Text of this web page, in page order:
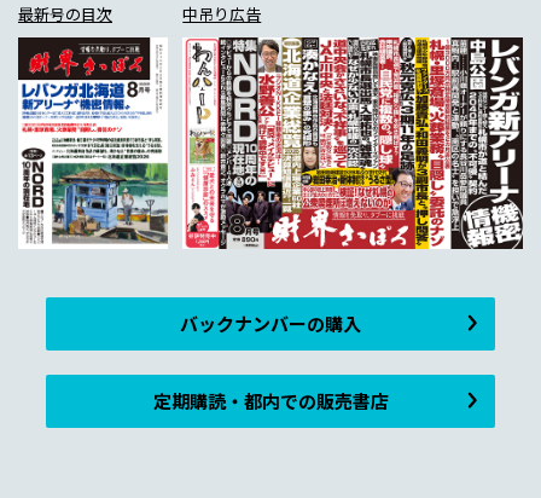
最新号の目次 中吊り広告
バックナンバーの購入
定期購読・都内での販売書店